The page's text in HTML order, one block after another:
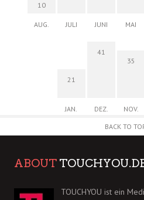
10
AUG. JULI JUNI MAI
21
JAN.
41
DEZ.
35
NOV.
BACK TO
ABOUT
TOUCHYOU ist ein